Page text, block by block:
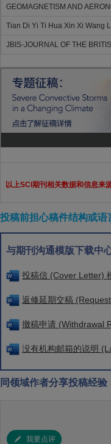
GEOMAGNETISM AND
Tian Di Yi Ti Hua Xin Xi Wang
JBIS-JOURNAL OF THE
以上SCI期刊相关数据和信息来
投稿前担心稿件结构或
与期刊沟通模版下载中
投稿信 (Cover Letter)
返修延期交稿
撤稿申请 (Withdrawal
没有机构邮箱的说明
同领域作者分享投稿经验
我要点评